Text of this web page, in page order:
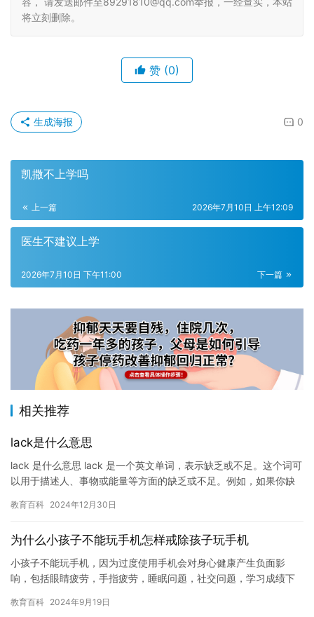
将立刻删除。
赞 (0)
0
生成海报
凯撒不上学吗
上一篇 2026年7月10日 上午12:09
医生不建议上学
下一篇
2026年7月10日 下午11:00
相关推荐
lack是什么意思
lack 是什么意思 lack 是一个英文单词，表示缺乏或不足。这个词可
以用于描述人、事物或能量等方面的缺乏或不足。例如，如果你缺
教育百科 2024年12月30日
为什么小孩子不能玩手机怎样戒除孩子玩手机
小孩子不能玩手机，因为过度使用手机会对身心健康产生负面影
响，包括眼睛疲劳，手指疲劳，睡眠问题，社交问题，学习成绩下
限…
教育百科 2024年9月19日